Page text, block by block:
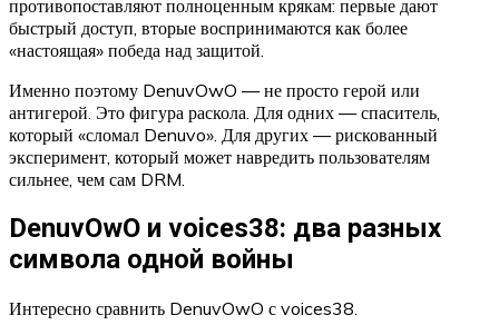
противопоставляют полноценным крякам: первые дают
быстрый доступ, вторые воспринимаются как более
«настоящая» победа над защитой.
Именно поэтому DenuvOwO — не просто герой или
антигерой. Это фигура раскола. Для одних — спаситель,
который «сломал Denuvo». Для других — рискованный
эксперимент, который может навредить пользователям
сильнее, чем сам DRM.
DenuvOwO и voices38: два разных
символа одной войны
Интересно сравнить DenuvOwO с voices38.